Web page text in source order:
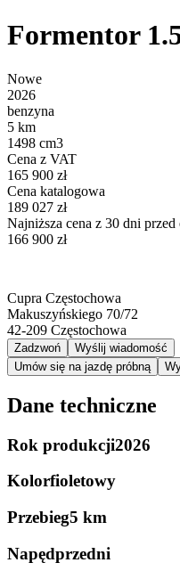
Formentor
Nowe
2026
benzyna
5 km
1498 cm3
Cena z VAT
165 900 zł
Cena katalogowa
189 027 zł
Najniższa cena z 30 dni przed
166 900 zł
Cupra Częstochowa
Makuszyńskiego 70/72
42-209 Częstochowa
Zadzwoń
Wyślij wiadomość
Umów się na jazdę próbną
Dane techniczne
Rok produkcji2026
Kolorfioletowy
Przebieg5 km
Napędprzedni